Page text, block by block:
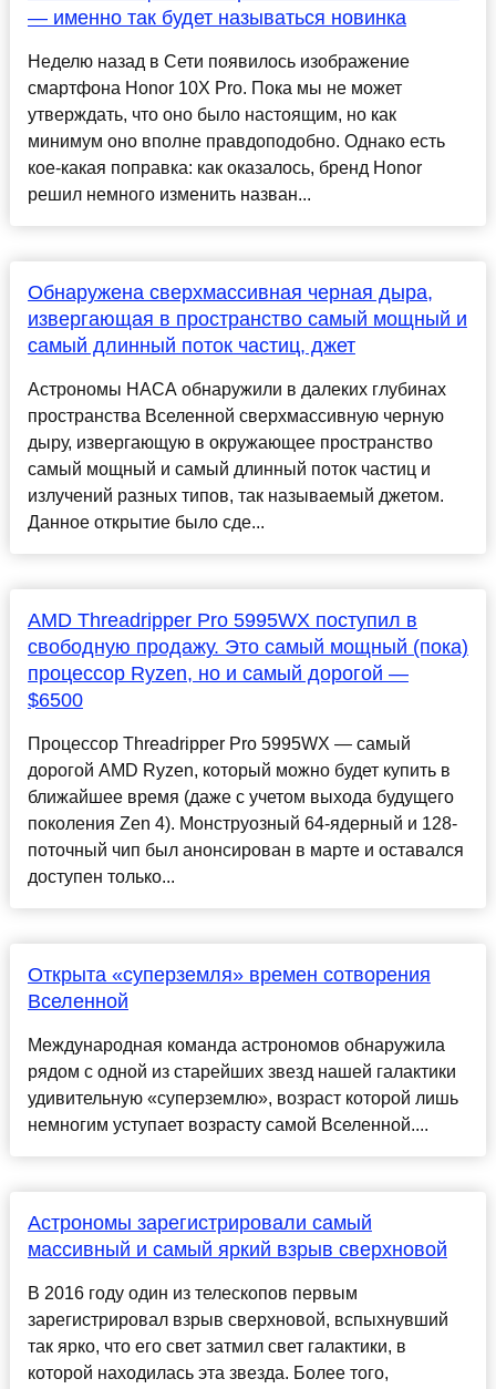
— именно так будет называться новинка
Неделю назад в Сети появилось изображение
смартфона Honor 10X Pro. Пока мы не может
утверждать, что оно было настоящим, но как
минимум оно вполне правдоподобно. Однако есть
кое-какая поправка: как оказалось, бренд Honor
решил немного изменить назван...
Обнаружена сверхмассивная черная дыра,
извергающая в пространство самый мощный и
самый длинный поток частиц, джет
Астрономы НАСА обнаружили в далеких глубинах
пространства Вселенной сверхмассивную черную
дыру, извергающую в окружающее пространство
самый мощный и самый длинный поток частиц и
излучений разных типов, так называемый джетом.
Данное открытие было сде...
AMD Threadripper Pro 5995WX поступил в
свободную продажу. Это самый мощный (пока)
процессор Ryzen, но и самый дорогой —
$6500
Процессор Threadripper Pro 5995WX — самый
дорогой AMD Ryzen, который можно будет купить в
ближайшее время (даже с учетом выхода будущего
поколения Zen 4). Монструозный 64-ядерный и 128-
поточный чип был анонсирован в марте и оставался
доступен только...
Открыта «суперземля» времен сотворения
Вселенной
Международная команда астрономов обнаружила
рядом с одной из старейших звезд нашей галактики
удивительную «суперземлю», возраст которой лишь
немногим уступает возрасту самой Вселенной....
Астрономы зарегистрировали самый
массивный и самый яркий взрыв сверхновой
В 2016 году один из телескопов первым
зарегистрировал взрыв сверхновой, вспыхнувший
так ярко, что его свет затмил свет галактики, в
которой находилась эта звезда. Более того,